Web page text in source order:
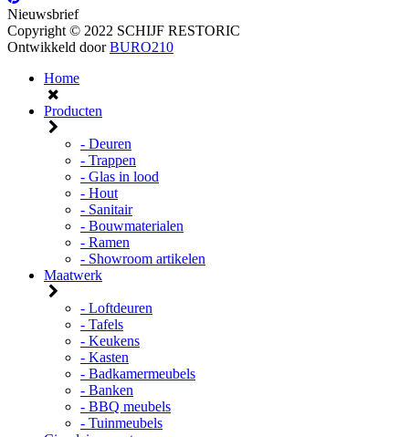
Nieuwsbrief
Copyright © 2022 SCHIJF RESTORIC
Ontwikkeld doorBURO210
Home
Producten
- Deuren
- Trappen
- Glas in lood
- Hout
- Sanitair
- Bouwmaterialen
- Ramen
- Showroom artikelen
Maatwerk
- Loftdeuren
- Tafels
- Keukens
- Kasten
- Badkamermeubels
- Banken
- BBQ meubels
- Tuinmeubels